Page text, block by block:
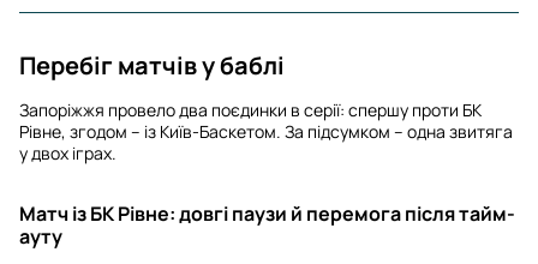
Перебіг матчів у баблі
Запоріжжя провело два поєдинки в серії: спершу проти БК
Рівне, згодом – із Київ-Баскетом. За підсумком – одна звитяга
у двох іграх.
Матч із БК Рівне: довгі паузи й перемога після тайм-
ауту